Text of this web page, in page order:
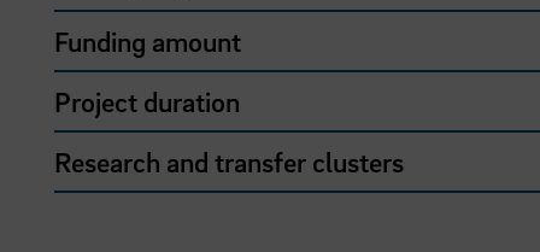
Funding amount
Project duration
Research and transfer clusters